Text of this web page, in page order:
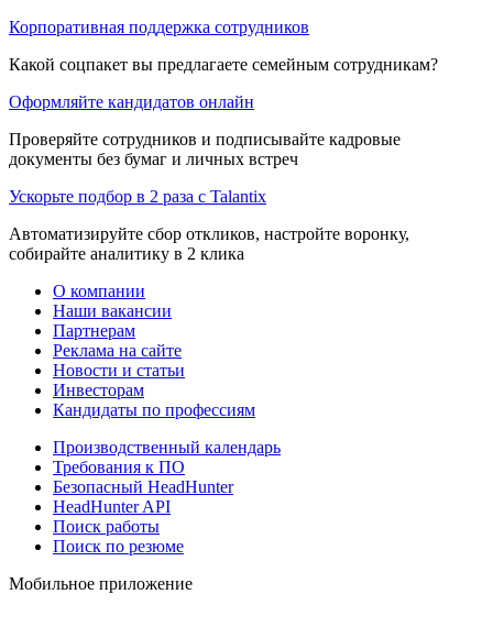
Корпоративная поддержка сотрудников
Какой соцпакет вы предлагаете семейным сотрудникам?
Оформляйте кандидатов онлайн
Проверяйте сотрудников и подписывайте кадровые
документы без бумаг и личных встреч
Ускорьте подбор в 2 раза с Talantix
Автоматизируйте сбор откликов, настройте воронку,
собирайте аналитику в 2 клика
О компании
Наши вакансии
Партнерам
Реклама на сайте
Новости и статьи
Инвесторам
Кандидаты по профессиям
Производственный календарь
Требования к ПО
Безопасный HeadHunter
HeadHunter API
Поиск работы
Поиск по резюме
Мобильное приложение